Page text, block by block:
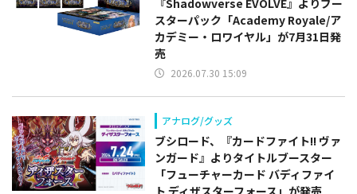
スターパック「Academy Royale/ア
カデミー・ロワイヤル」が7月31日発
売
2026.07.30 15:09
アナログ/グッズ
ブシロード、『カードファイト!! ヴァ
ンガード』よりタイトルブースター
「フューチャーカード バディファイ
ト ディザスターフォース」が発売